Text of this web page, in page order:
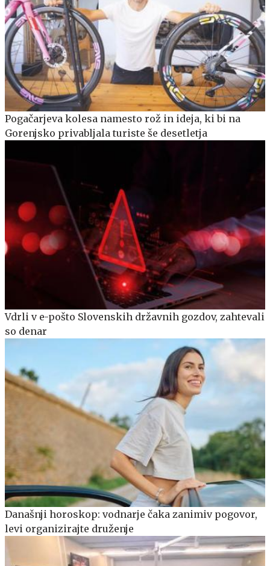
Pogačarjeva kolesa namesto rož in ideja, ki bi na
Gorenjsko privabljala turiste še desetletja
Vdrli v e-pošto Slovenskih državnih gozdov, zahtevali
so denar
Današnji horoskop: vodnarje čaka zanimiv pogovor,
levi organizirajte druženje